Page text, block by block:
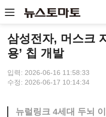
삼성전자, 머스크
용’ 칩 개발
입력: 2026-06-16 11:58:33
수정: 2026-06-17 10:14:34
뉴럴링크 4세대 두뇌